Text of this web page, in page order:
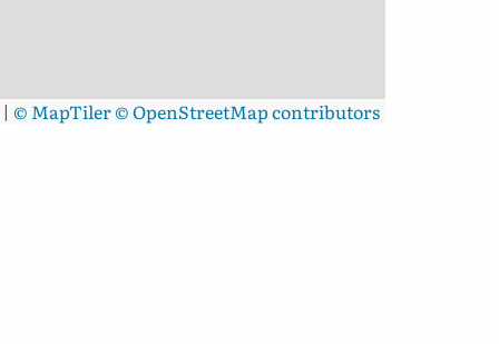
| © MapTiler© OpenStreetMap contributors